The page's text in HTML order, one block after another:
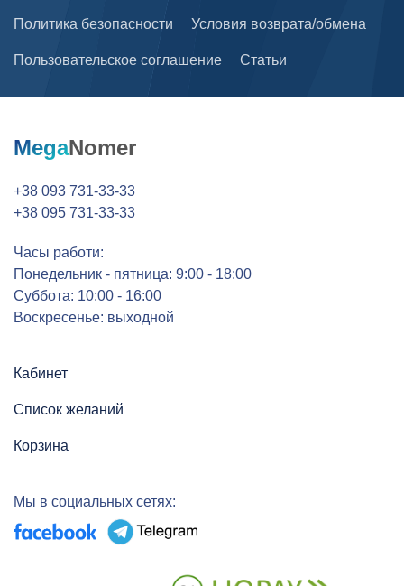
Политика безопасности Условия возврата/обмена
Пользовательское соглашение Статьи
MegaNomer
+38 093 731-33-33
+38 095 731-33-33
Часы работи:
Понедельник - пятница: 9:00 - 18:00
Суббота: 10:00 - 16:00
Воскресенье: выходной
Кабинет
Список желаний
Корзина
Мы в социальных сетях: